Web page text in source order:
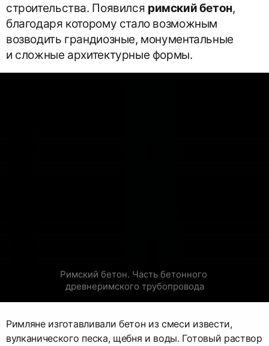
строительства. Появился римский бетон,
благодаря которому стало возможным
возводить грандиозные, монументальные
и сложные архитектурные формы.
Римский бетон. Часть бетонного
древнеримского трубопровода
Римляне изготавливали бетон из смеси извести,
вулканического песка, щебня и воды. Готовый раствор